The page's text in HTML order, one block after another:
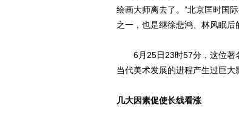
绘画大师离去了。”北京匡时国
之一，也是继徐悲鸿、林风眠
6月25日23时57分，这位著名
当代美术发展的进程产生过巨大
几大因素促使长线看涨